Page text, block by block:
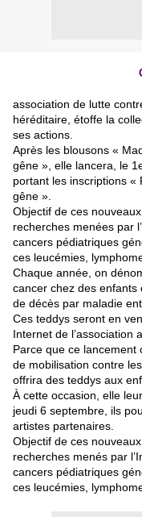
association de lutte
héréditaire, étoffe la
ses actions.
Après les blousons «
gêne », elle lancera, le
portant les inscriptions «
gêne ».
Objectif de ces
recherches menées par
cancers pédiatriques
ces leucémies,
Chaque année, on
cancer chez des enfants
de décès par maladie
Ces teddys seront en
Internet de l’association
Parce que ce lancement
de mobilisation contre
offrira des teddys aux
À cette occasion, elle
jeudi 6 septembre, ils
artistes partenaires.
Objectif de ces
recherches menés par
cancers pédiatriques
ces leucémies,